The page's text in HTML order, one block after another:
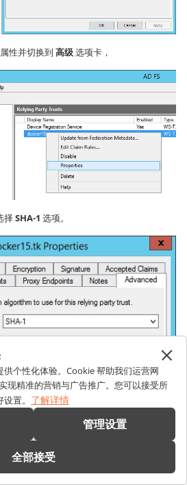
性并切换到 高级选项卡，
择SHA-1 选项。
个性化体验。Cookie 帮助我们运营网
现精准的营销与广告推广。您可以接受所
置。 了解详情
管理设置
全部接受